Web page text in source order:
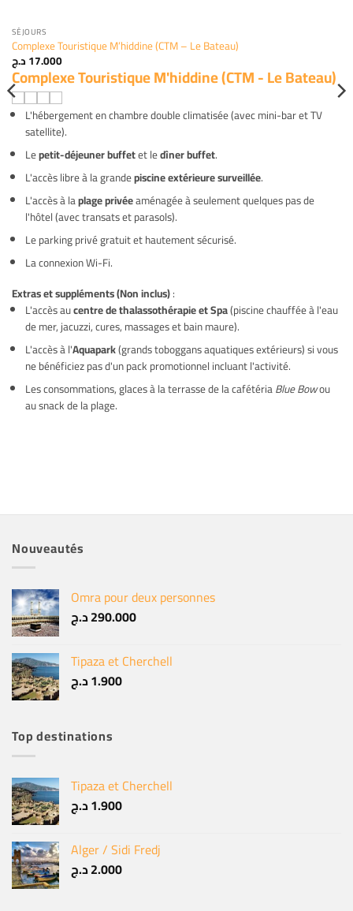
SÉJOURS
Complexe Touristique M’hiddine (CTM – Le Bateau)
17.000د.ج
Complexe Touristique M'hiddine (CTM - Le Bateau)
L'hébergement en chambre double climatisée (avec mini-bar et TV
satellite).
Lepetit-déjeuner buffetet ledîner buffet.
L'accès libre à la grandepiscine extérieure surveillée.
L'accès à laplage privéeaménagée à seulement quelques pas de
l'hôtel (avec transats et parasols).
Le parking privé gratuit et hautement sécurisé.
La connexion Wi-Fi.
Extras et suppléments (Non inclus):
L'accès aucentre de thalassothérapie et Spa(piscine chauffée à l'eau
de mer, jacuzzi, cures, massages et bain maure).
L'accès à l'Aquapark(grands toboggans aquatiques extérieurs) si vous
ne bénéficiez pas d'un pack promotionnel incluant l'activité.
Les consommations, glaces à la terrasse de la cafétériaBlue Bowou
au snack de la plage.
Nouveautés
Omra pour deux personnes
290.000د.ج
Tipaza et Cherchell
1.900د.ج
Top destinations
Tipaza et Cherchell
1.900د.ج
Alger / Sidi Fredj
2.000د.ج